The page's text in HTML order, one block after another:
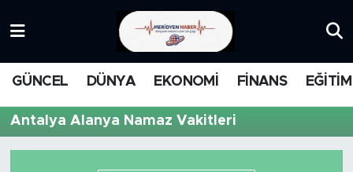
GÜNCEL DÜNYA EKONOMİ FİNANS EĞİTİM
Antalya Alanya Namaz Vakitleri
MANŞET
İstanbul Namaz Vakitleri